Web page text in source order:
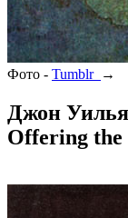
Фото - Tumblr →
Джон
Offering the